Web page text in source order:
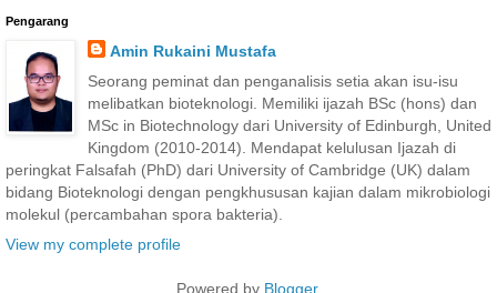
Pengarang
Amin Rukaini Mustafa
Seorang peminat dan penganalisis setia akan isu-isu
melibatkan bioteknologi. Memiliki ijazah BSc (hons) dan
MSc in Biotechnology dari University of Edinburgh, United
Kingdom (2010-2014). Mendapat kelulusan Ijazah di
peringkat Falsafah (PhD) dari University of Cambridge (UK) dalam
bidang Bioteknologi dengan pengkhususan kajian dalam mikrobiologi
molekul (percambahan spora bakteria).
View my complete profile
Powered by Blogger.